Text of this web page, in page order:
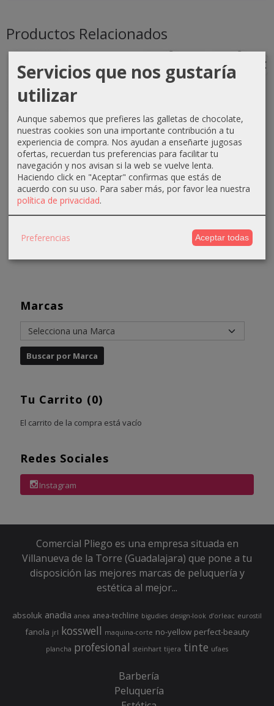
Marcas
Tu Carrito (0)
El carrito de la compra está vacío
Redes Sociales
Instagram
Productos Relacionados
-1 €
Crema
oxigenada
Techline
1000ml
20...
2,90 €
3,90 €
Crema
oxigenada
Techline
75ml 40...
0,70 €
1,10 €
-3 €
Crema
oxigenada
Absoluk
1000ml
20...
3,50 €
-3 €
Crema
oxigenada
1000ml
3,50 €
Comercial Pliego es una empresa situada en
Villanueva de la Torre (Guadalajara) que pone a tu
disposición las mejores marcas de peluquería y
estética al mejor...
absoluk anadia anea anea-techline bigudies design-look d’orleac eurostil
fanola jrl kosswell maquina-corte no-yellow perfect-beauty
plancha profesional steinhart tijera tinte ufaes
Barbería
Peluquería
Servicios que nos gustaría
utilizar
Aunque sabemos que prefieres las galletas de chocolate,
nuestras cookies son una importante contribución a tu
experiencia de compra. Nos ayudan a enseñarte jugosas
ofertas, recuerdan tus preferencias para facilitar tu
navegación y nos avisan si la web se vuelve lenta.
Haciendo click en "Aceptar" confirmas que estás de
acuerdo con su uso. Para saber más, por favor lea nuestra
política de privacidad.
Preferencias Aceptar todas